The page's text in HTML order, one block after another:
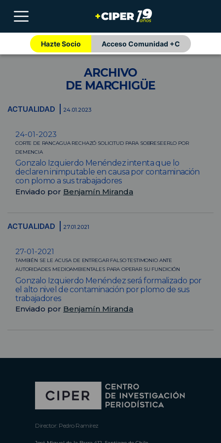
Hazte Socio Acceso Comunidad +C
ARCHIVO
DE MARCHIGÜE
ACTUALIDAD 24.01.2023
24-01-2023
CORTE DE RANCAGUA RECHAZÓ SOLICITUD PARA SOBRESEERLO POR
DEMENCIA
Gonzalo Izquierdo Menéndez intenta que lo
declaren inimputable en causa por contaminación
con plomo a sus trabajadores
Enviado por Benjamín Miranda
ACTUALIDAD 27.01.2021
27-01-2021
TAMBIÉN SE LE ACUSA DE ENTREGAR FALSO TESTIMONIO ANTE
AUTORIDADES MEDIOAMBIENTALES PARA OPERAR SU FUNDICIÓN
Gonzalo Izquierdo Menéndez será formalizado por
el alto nivel de contaminación por plomo de sus
trabajadores
Enviado por Benjamín Miranda
Director: Pedro Ramírez